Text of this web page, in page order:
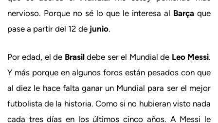
nervioso. Porque no sé lo que le interesa al Barça que
pase a partir del 12 de junio.
Por edad, el de Brasildebe ser el Mundial de Leo Messi.
Y más porque en algunos foros están pesados con que
al diez le hace falta ganar un Mundial para ser el mejor
futbolista de la historia. Como si no hubieran visto nada
cada tres días en los últimos cinco años. A Messi le